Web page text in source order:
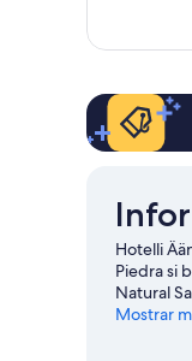
individual
Hotelli
Piedra si
Natural
Mostrar